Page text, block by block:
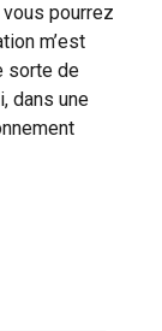
pourrez
m’est
sorte de
dans une